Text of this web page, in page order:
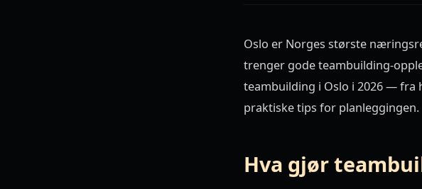
Oslo er Norges største
trenger gode teambuilding-
teambuilding i Oslo i 2026 — fra
praktiske tips for planleggingen.
Hva gjør